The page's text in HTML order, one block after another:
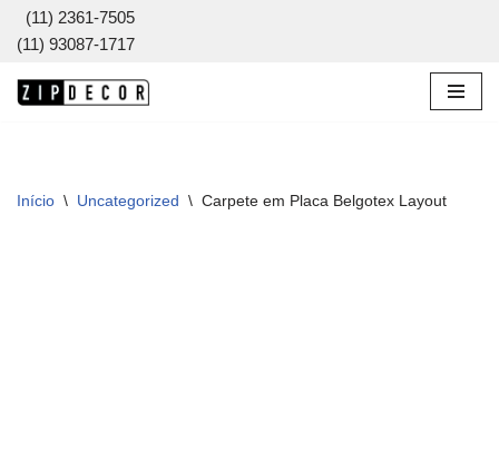
Pular
para
(11) 2361-7505
(11) 93087-1717
Início \ Uncategorized \ Carpete em Placa Belgotex Layout